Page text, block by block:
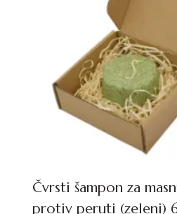
Čvrsti šampon za
protiv peruti (zeleni)